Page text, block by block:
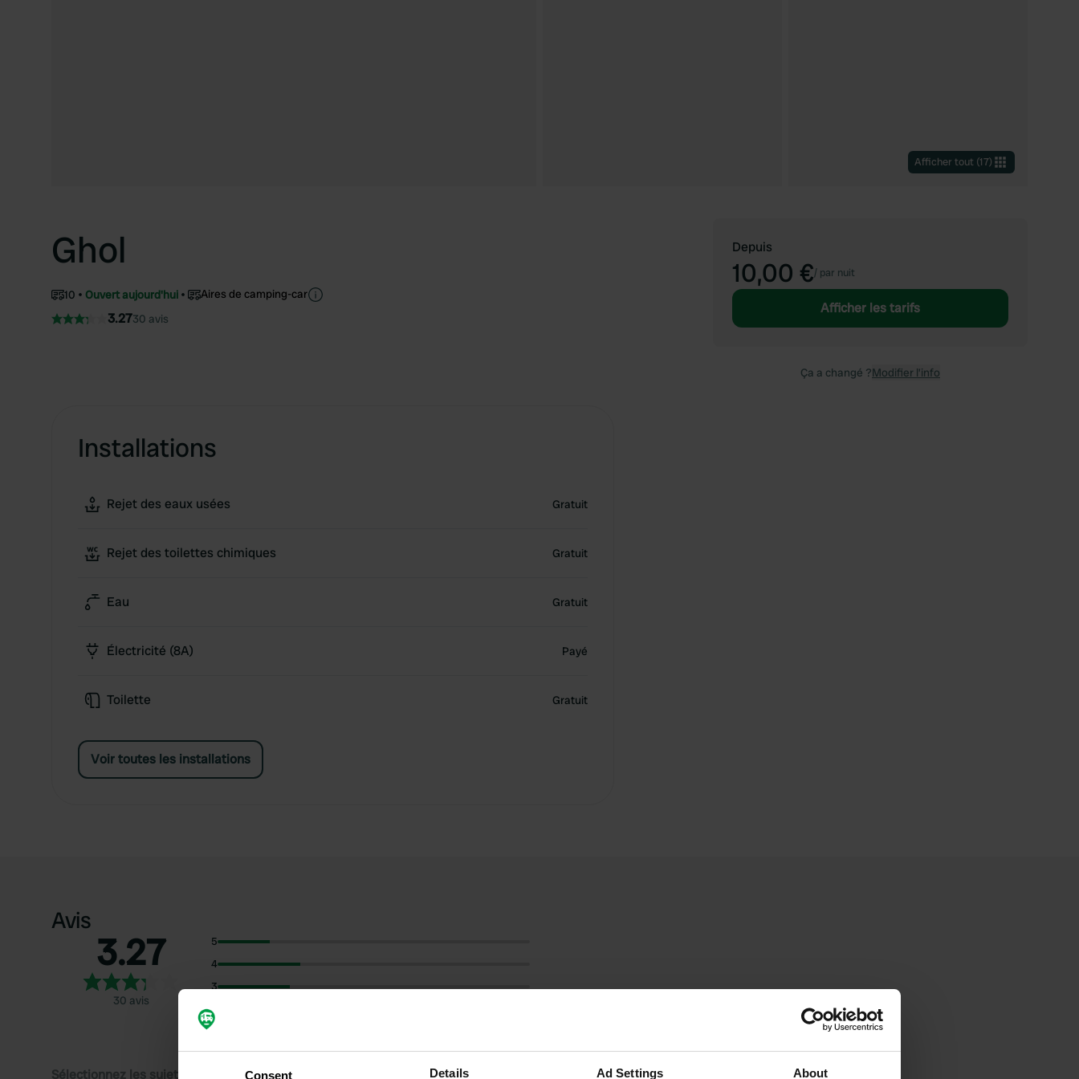
Consent Details Ad Settings About
Afficher tout (17)
Ghol
10 Ouvert aujourd'hui Aires de camping-car
3.2730 avis
Installations
Rejet des eaux usées Gratuit
Rejet des toilettes chimiques Gratuit
Eau Gratuit
Électricité (8A) Payé
Toilette Gratuit
Voir toutes les installations
Depuis
10,00 €/ par nuit
Afficher les tarifs
Ça a changé ?Modifier l’info
Avis
3.27
30 avis
5
4
3
2
1
Sélectionnez les sujets pour lire les critiques :